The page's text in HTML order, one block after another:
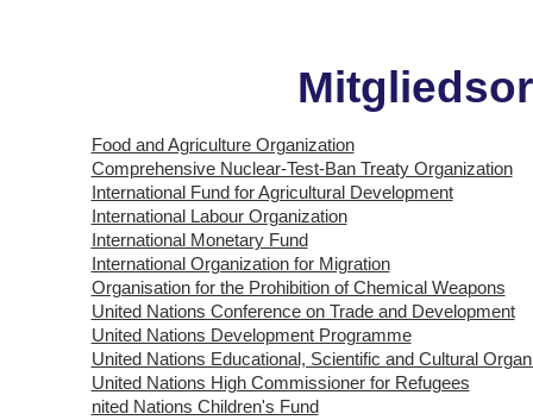
Food and Agriculture Organization
Comprehensive Nuclear-Test-Ban Treaty Organization
International Fund for Agricultural Development
International Labour Organization
International Monetary Fund
International Organization for Migration
Organisation for the Prohibition of Chemical Weapons
United Nations Conference on Trade and Development
United Nations Development Programme
United Nations Educational, Scientific and Cultural
United Nations High Commissioner for Refugees
nited Nations Children's Fund